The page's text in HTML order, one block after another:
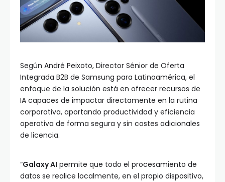
Según André Peixoto, Director Sénior de Oferta
Integrada B2B de Samsung para Latinoamérica, el
enfoque de la solución está en ofrecer recursos de
IA capaces de impactar directamente en la rutina
corporativa, aportando productividad y eficiencia
operativa de forma segura y sin costes adicionales
de licencia.
“Galaxy AI permite que todo el procesamiento de
datos se realice localmente, en el propio dispositivo,